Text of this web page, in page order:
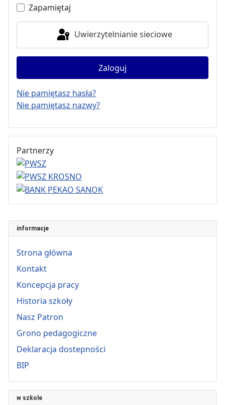
informacje
Strona główna
Kontakt
Koncepcja pracy
Historia szkoły
Nasz Patron
Grono pedagogiczne
Deklaracja dostepności
BIP
w szkole
Zapamiętaj
Uwierzytelnianie sieciowe
Zaloguj
Nie pamiętasz hasła?
Nie pamiętasz nazwy?
Partnerzy